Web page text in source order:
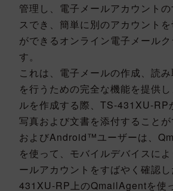
管理し、電子メールアカウント
スでき、簡単に別のアカウント
ができるオンライン電子メール
す。
これは、電子メールの作成、読
を行うための完全な機能を提供
ルを作成する際、TS-431XU-RP
写真および文書を添付すること
およびAndroid™ユーザーは、
を使って、モバイルデバイスに
ールアカウントをすばやく確認
431XU-RP上のQmailAgentを使